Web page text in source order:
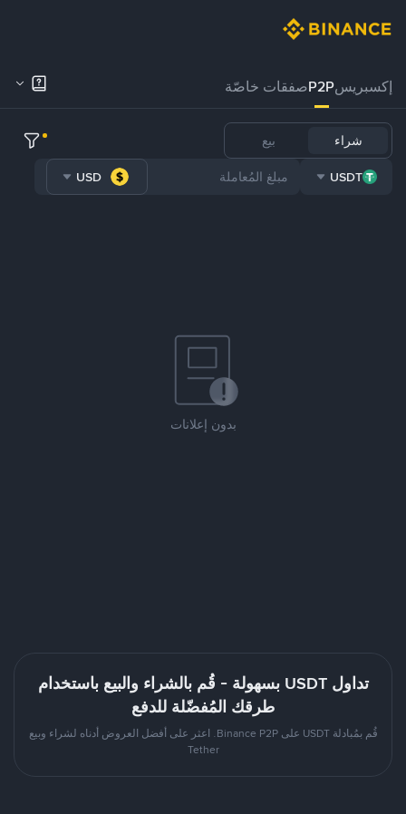
إكسبريسP2Pصفقات خاصّة
شراء بيع
USDT
USD
بدون إعلانات
تداول USDT بسهولة - قُم بالشراء والبيع باستخدام
طرقك المُفضّلة للدفع
قُم بمُبادلة USDT على Binance P2P. اعثر على أفضل العروض أدناه لشراء وبيع
Tether